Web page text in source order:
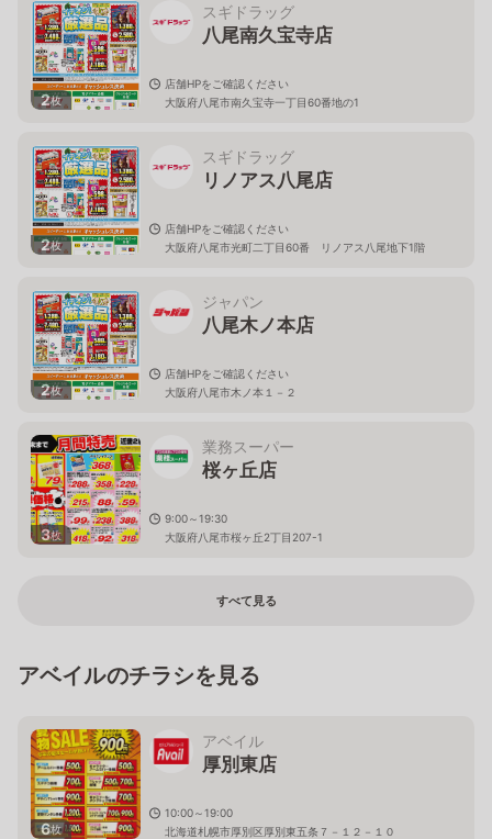
2枚
スギドラッグ
八尾南久宝寺店
店舗HPをご確認ください
大阪府八尾市南久宝寺一丁目60番地の1
2枚
スギドラッグ
リノアス八尾店
店舗HPをご確認ください
大阪府八尾市光町二丁目60番 リノアス八尾地下1階
2枚
ジャパン
八尾木ノ本店
店舗HPをご確認ください
大阪府八尾市木ノ本１－２
3枚
業務スーパー
桜ヶ丘店
9:00～19:30
大阪府八尾市桜ヶ丘2丁目207-1
すべて見る
アベイルのチラシを見る
6枚
アベイル
厚別東店
10:00～19:00
北海道札幌市厚別区厚別東五条７－１２－１０